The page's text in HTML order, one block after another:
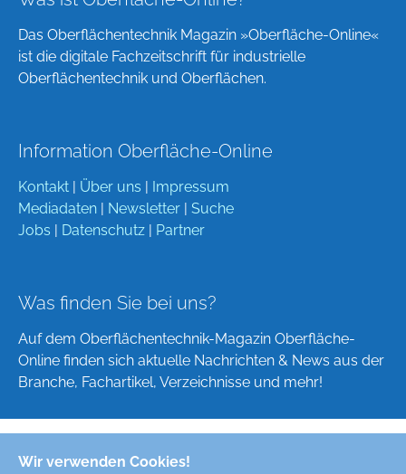
Wir verwenden Cookies!
Das Oberflächentechnik Magazin »Oberfläche-Online«
ist die digitale Fachzeitschrift für industrielle
Oberflächentechnik und Oberflächen.
Information Oberfläche-Online
Kontakt Über uns
Impressum
Mediadaten
Newsletter
Suche
Jobs
Datenschutz Partner
Was finden Sie bei uns?
Auf dem Oberflächentechnik-Magazin Oberfläche-
Online finden sich aktuelle Nachrichten & News aus der
Branche, Fachartikel, Verzeichnisse und mehr!
Deutsch